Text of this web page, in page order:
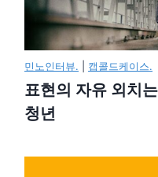
민노인터뷰. 캡콜드케이스.
표현의 자유 외치
청년